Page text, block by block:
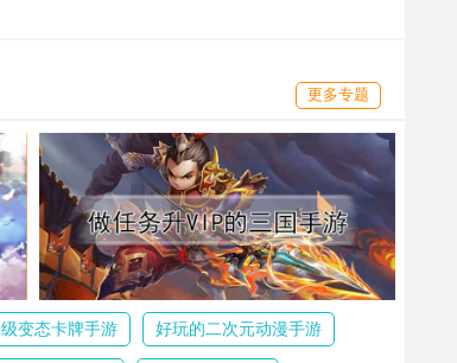
更多专题
变态卡牌手游 好玩的二次元动漫手游